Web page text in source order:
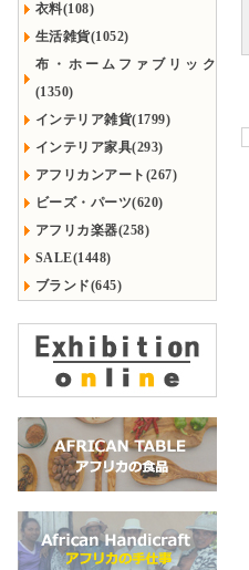
衣料(108)
生活雑貨(1052)
布・ホームファブリック
(1350)
インテリア雑貨(1799)
インテリア家具(293)
アフリカンアート(267)
ビーズ・パーツ(620)
アフリカ楽器(258)
SALE(1448)
ブランド(645)